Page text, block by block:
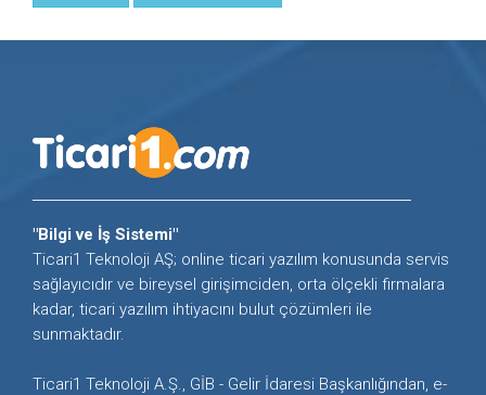
"Bilgi ve İş Sistemi"
Ticari1 Teknoloji AŞ; online ticari yazılım konusunda servis
sağlayıcıdır ve bireysel girişimciden, orta ölçekli firmalara
kadar, ticari yazılım ihtiyacını bulut çözümleri ile
sunmaktadır.
Ticari1 Teknoloji A.Ş., GİB - Gelir İdaresi Başkanlığından, e-